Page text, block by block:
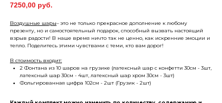
7250,00 руб.
Воздушные шары– это не только прекрасное дополнение к любому
презенту, но и самостоятельный подарок, способный вызвать настоящий
взрыв радости! В наше время ничто так не ценно, как искренние эмоции и
тепло. Поделитесь этими чувствами с теми, кто вам дорог!
В стоимость входит:
2 Фонтана из 10 шаров на грузике (латексный шар с конфетти 30см - 3шт,
латексный шар 30см - 4шт, латексный шар хром 30см - 3шт)
Фольгированная цифра 102см - 2шт (Грузик - 2шт)